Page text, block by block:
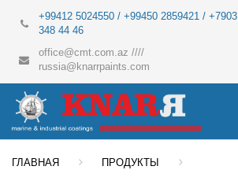
+99412 5024550 / +99450 2859421 / +7903
348 44 46
office@cmt.com.az ////
russia@knarrpaints.com
ГЛАВНАЯ ПРОДУКТЫ